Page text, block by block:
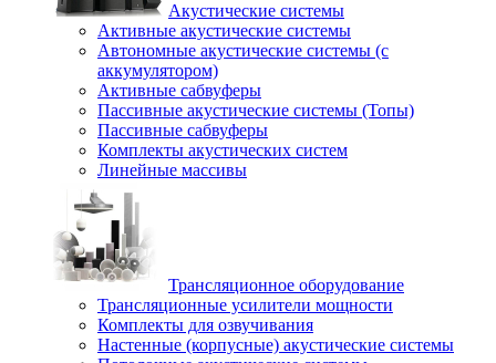
Акустические системы
Активные акустические системы
Автономные акустические системы (с
аккумулятором)
Активные сабвуферы
Пассивные акустические системы (Топы)
Пассивные сабвуферы
Комплекты акустических систем
Линейные массивы
Трансляционное оборудование
Трансляционные усилители мощности
Комплекты для озвучивания
Настенные (корпусные) акустические системы